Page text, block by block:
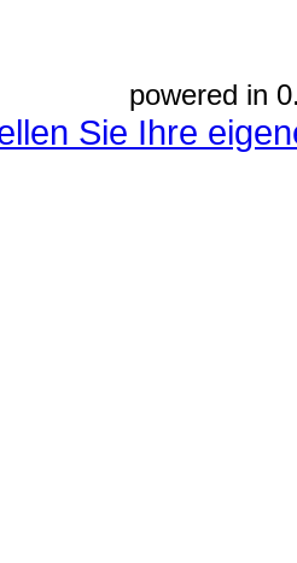
powered in
Sie Ihre